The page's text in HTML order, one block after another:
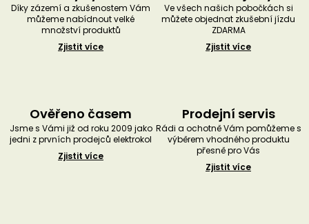
Díky zázemí a zkušenostem Vám
můžeme nabídnout velké
množství produktů
Zjistit více
Ve všech našich pobočkách si
můžete objednat zkušební jízdu
ZDARMA
Zjistit více
Ověřeno časem
Jsme s Vámi již od roku 2009 jako
jedni z prvních prodejců elektrokol
Zjistit více
Prodejní servis
Rádi a ochotně Vám pomůžeme s
výběrem vhodného produktu
přesně pro Vás
Zjistit více